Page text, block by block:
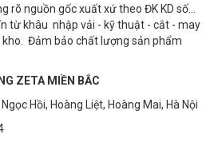
rõ nguồn gốc xuất xứ theo ĐK KD số…
từ khâu nhập vải - kỹ thuật - cắt - may
kho. Đảm bảo chất lượng sản phẩm
ZETA MIỀN BẮC
Hoàng Liệt, Hoàng Mai, Hà Nội